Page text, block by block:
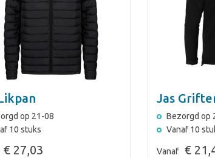
op 21-08
10 stuks
€ 27,03
Jas
Bezorgd op
Vanaf 10
Vanaf €